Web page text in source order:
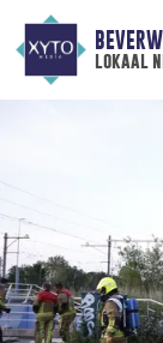
lokaal